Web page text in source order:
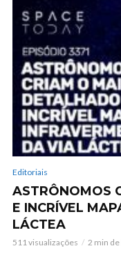
Editoriais
ASTRÔNOMOS
E INCRÍVEL
LÁCTEA
511 visualizações 2 min